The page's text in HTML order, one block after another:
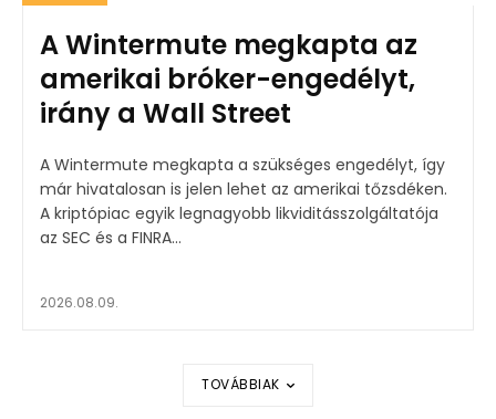
A Wintermute megkapta az
amerikai bróker-engedélyt,
irány a Wall Street
A Wintermute megkapta a szükséges engedélyt, így
már hivatalosan is jelen lehet az amerikai tőzsdéken.
A kriptópiac egyik legnagyobb likviditásszolgáltatója
az SEC és a FINRA...
2026.08.09.
TOVÁBBIAK